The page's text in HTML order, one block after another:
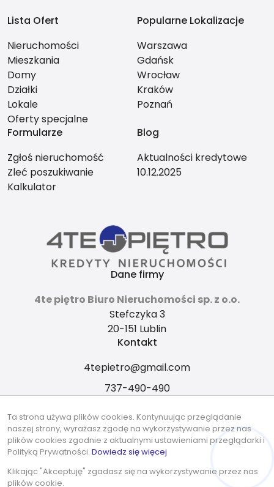
Lista Ofert
Nieruchomości
Mieszkania
Domy
Działki
Lokale
Oferty specjalne
Popularne Lokalizacje
Warszawa
Gdańsk
Wrocław
Kraków
Poznań
Formularze
Zgłoś nieruchomość
Zleć poszukiwanie
Kalkulator
Blog
Aktualności kredytowe
10.12.2025
Dane firmy
4te piętro Biuro Nieruchomości sp. z o.o.
Stefczyka 3
20-151 Lublin
Kontakt
4tepietro@gmail.com
737-490-490
© 2026 Wszystkie prawa zastrzeżone | Program dla biur
Ta strona używa plików cookies. Kontynuując przeglądanie
naszej strony, wyrażasz zgodę na wykorzystywanie przez nas
plików cookies zgodnie z aktualnymi ustawieniami przeglądarki i
Polityką Prywatności. Dowiedz się więcej
Klikając "Akceptuję" zgadasz się na wykorzystywanie przez nas
plików cookie.
Hej! Chętnie Ci pomogę 🙂